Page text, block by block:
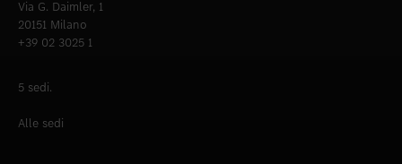
Via G. Daimler, 1
20151 Milano
+39 02 3025 1
5 sedi.
Alle sedi